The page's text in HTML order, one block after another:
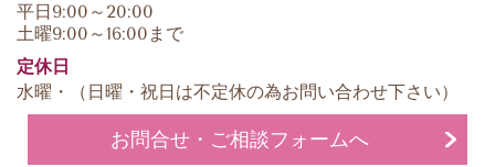
平日9:00～20:00
土曜9:00～16:00まで
定休日
水曜・（日曜・祝日は不定休の為お問い合わせ下さい）
お問合せ・ご相談フォームへ